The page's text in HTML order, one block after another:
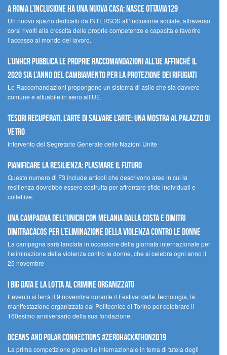
A Roma l’inclusione ha una nuova casa: nasce Ottavia129
Un nuovo spazio dedicato da INTERSOS all’inclusione sociale, attraverso
corsi rivolti alla crescita delle proprie competenze e capacità e favorire
l’accesso al mondo del lavoro.
L’UNHCR pubblica le proprie raccomandazioni all’UE affinché il
2020 sia l’anno del cambiamento per la protezione dei rifugiati
Le Raccomandazioni propongono un sistema di asilo che sia davvero
comune e attuabile in seno all’UE.
Tesori recuperati, l’arte di salvare l’arte: una mostra al Palazzo di
Vetro
Intervento del Segretario Generale delle Nazioni Unite
Pianificare la resilienza: plasmare il futuro
Questo numero di F3 include articoli che descrivono aree in cui la
resilienza dovrebbe essere costruita per affrontare sfide individuali e
collettive.
Una campagna dell’UNICRI con Melania Dalla Costa e Dimitri
Dimitracacos per l’eliminazione della violenza contro le donne
La campagna sarà lanciata in occasione della giornata internazionale per
l’eliminazione della violenza contro le donne, che si celebra ogni anno il
25 novembre
I Big Data e la lotta al crimine organizzato
L’evento si terrà il 9 novembre durante il Festival della Tecnologia, la
manifestazione organizzata dal Politecnico di Torino per celebrare il
160esimo anniversario della sua fondazione.
Oceans and Polar Connections #ZEROHackathon2019
La prima competizione giovanile Internazionale in tema di tutela degli